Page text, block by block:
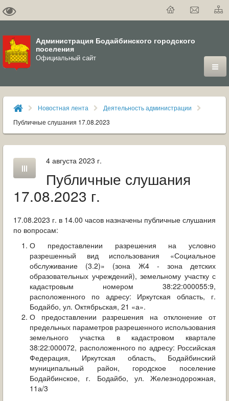
Администрация Бодайбинского городского
поселения
Официальный сайт
ГОРОД
ДУМА
ВЛАСТЬ
ДОКУМЕНТЫ
ОФИЦИАЛЬНЫЙ ВЕСТНИК БОДАЙБО
ОБРАЩЕНИЯ ГРАЖДАН
ГРАДОСТРОИТЕЛЬНАЯ ДЕЯТЕЛЬНОСТЬ
ИНФОРМИРОВАНИЕ НАСЕЛЕНИЯ
ДЕЯТЕЛЬНОСТЬ ПРОКУРАТУРЫ
МУНИЦИПАЛЬНЫЙ КОНТРОЛЬ
ПОИСК ПО САЙТУ
Новостная лента
Деятельность администрации
Публичные слушания 17.08.2023
4 августа 2023 г.
Публичные слушания
17.08.2023 г.
17.08.2023 г. в 14.00 часов назначены публичные слушания
по вопросам:
О предоставлении разрешения на условно
разрешенный вид использования «Социальное
обслуживание (3.2)» (зона Ж4 - зона детских
образовательных учреждений), земельному участку с
кадастровым номером 38:22:000055:9,
расположенного по адресу: Иркутская область, г.
Бодайбо, ул. Октябрьская, 21 «а».
О предоставлении разрешения на отклонение от
предельных параметров разрешенного использования
земельного участка в кадастровом квартале
38:22:000072, расположенного по адресу: Российская
Федерация, Иркутская область, Бодайбинский
муниципальный район, городское поселение
Бодайбинское, г. Бодайбо, ул. Железнодорожная,
11а/3